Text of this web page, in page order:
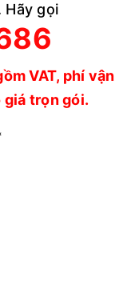
gọi
VAT, phí vận
giá trọn gói.